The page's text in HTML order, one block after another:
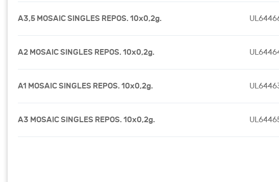
A3,5 MOSAIC SINGLES REPOS. 10x0,2g.
A2 MOSAIC SINGLES REPOS. 10x0,2g.
A1 MOSAIC SINGLES REPOS. 10x0,2g.
A3 MOSAIC SINGLES REPOS. 10x0,2g.